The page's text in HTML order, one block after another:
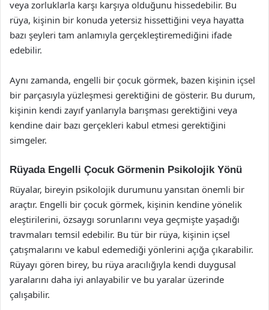
veya zorluklarla karşı karşıya olduğunu hissedebilir. Bu
rüya, kişinin bir konuda yetersiz hissettiğini veya hayatta
bazı şeyleri tam anlamıyla gerçekleştiremediğini ifade
edebilir.
Aynı zamanda, engelli bir çocuk görmek, bazen kişinin içsel
bir parçasıyla yüzleşmesi gerektiğini de gösterir. Bu durum,
kişinin kendi zayıf yanlarıyla barışması gerektiğini veya
kendine dair bazı gerçekleri kabul etmesi gerektiğini
simgeler.
Rüyada Engelli Çocuk Görmenin Psikolojik Yönü
Rüyalar, bireyin psikolojik durumunu yansıtan önemli bir
araçtır. Engelli bir çocuk görmek, kişinin kendine yönelik
eleştirilerini, özsaygı sorunlarını veya geçmişte yaşadığı
travmaları temsil edebilir. Bu tür bir rüya, kişinin içsel
çatışmalarını ve kabul edemediği yönlerini açığa çıkarabilir.
Rüyayı gören birey, bu rüya aracılığıyla kendi duygusal
yaralarını daha iyi anlayabilir ve bu yaralar üzerinde
çalışabilir.